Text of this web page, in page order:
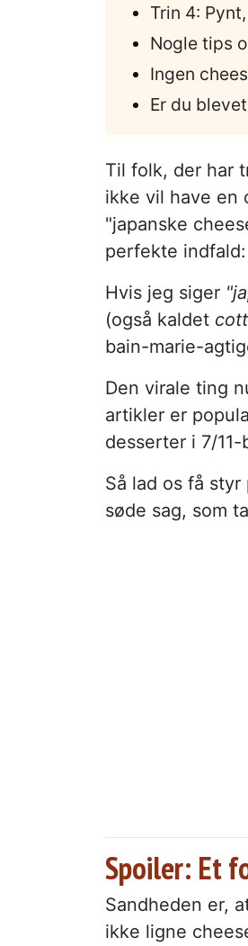
Trin 4:
Nogle tips
Ingen
Er du
Til folk, der har
ikke vil have en
"japanske
perfekte
Hvis jeg siger
(også kaldet
bain-marie-
Den virale ting
artikler er
desserter i 7/
Så lad os få
søde sag, som
Spoiler: Et
Sandheden er,
ikke ligne